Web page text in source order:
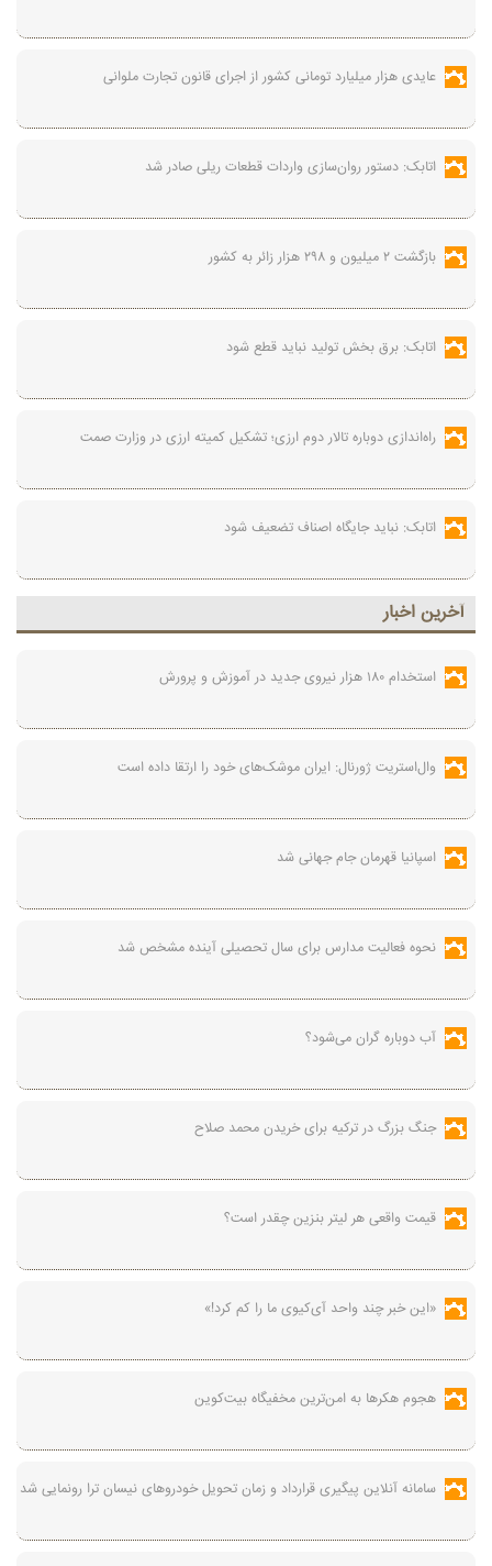
عایدی هزار میلیارد تومانی کشور از اجرای قانون تجارت ملوانی
اتابک: دستور روان‌سازی واردات قطعات ریلی صادر شد
بازگشت ۲ میلیون و ۲۹۸ هزار زائر به کشور
اتابک: برق بخش تولید نباید قطع شود
راه‌اندازی دوباره تالار دوم ارزی؛ تشکیل کمیته ارزی در وزارت صمت
اتابک: نباید جایگاه اصناف تضعیف شود
آخرين اخبار
استخدام ۱۸۰ هزار نیروی جدید در آموزش‌ و پرورش
وال‌استریت ژورنال: ایران موشک‌های خود را ارتقا داده است
اسپانیا قهرمان جام جهانی شد
نحوه فعالیت مدارس برای سال تحصیلی آینده مشخص شد
آب دوباره گران می‌شود؟
جنگ بزرگ در ترکیه برای خریدن محمد صلاح
قیمت واقعی هر لیتر بنزین چقدر است؟
«این خبر چند واحد آی‌کیوی ما را کم کرد!»
هجوم هکرها به امن‌ترین مخفیگاه بیت‌کوین
سامانه آنلاین پیگیری قرارداد‌ و زمان تحویل خودرو‌های نیسان ترا رونمایی شد